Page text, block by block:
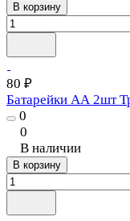
В корзину
80 ₽
Батарейки АА 2шт
0
0
В наличии
В корзину